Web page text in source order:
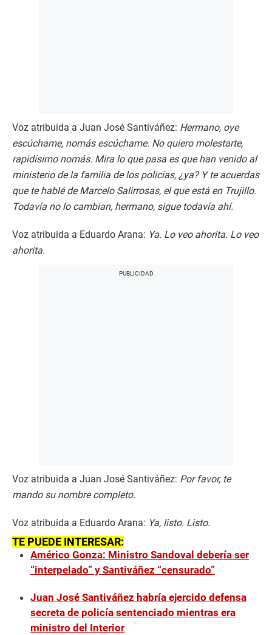
Voz atribuida a Juan José Santiváñez: Hermano, oye
escúchame, nomás escúchame. No quiero molestarte,
rapidísimo nomás. Mira lo que pasa es que han venido al
ministerio de la familia de los policías, ¿ya? Y te acuerdas
que te hablé de Marcelo Salirrosas, el que está en Trujillo.
Todavía no lo cambian, hermano, sigue todavía ahí.
Voz atribuida a Eduardo Arana: Ya. Lo veo ahorita. Lo veo
ahorita.
Voz atribuida a Juan José Santiváñez: Por favor, te
mando su nombre completo.
Voz atribuida a Eduardo Arana: Ya, listo. Listo.
TE PUEDE INTERESAR:
Américo Gonza: Ministro Sandoval debería ser
“interpelado” y Santiváñez “censurado”
Juan José Santiváñez habría ejercido defensa
secreta de policía sentenciado mientras era
ministro del Interior